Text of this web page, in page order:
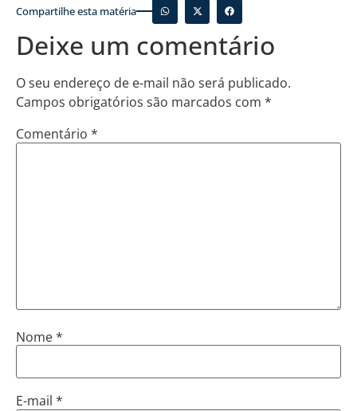
Compartilhe esta matéria
Deixe um comentário
O seu endereço de e-mail não será publicado.
Campos obrigatórios são marcados com *
Comentário *
Nome*
E-mail *